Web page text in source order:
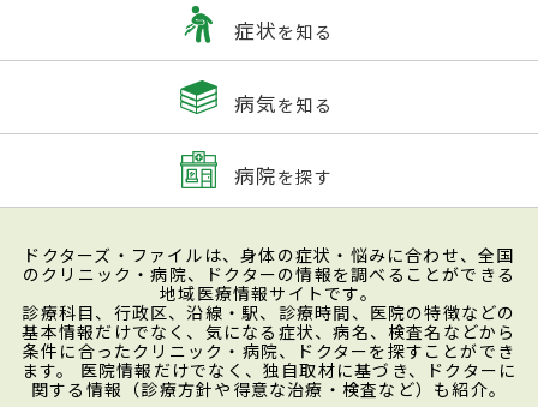
症状を知る
病気を知る
病院を探す
ドクターズ・ファイルは、身体の症状・悩みに合わせ、全国
のクリニック・病院、ドクターの情報を調べることができる
地域医療情報サイトです。
診療科目、行政区、沿線・駅、診療時間、医院の特徴などの
基本情報だけでなく、気になる症状、病名、検査名などから
条件に合ったクリニック・病院、ドクターを探すことができ
ます。 医院情報だけでなく、独自取材に基づき、ドクターに
関する情報（診療方針や得意な治療・検査など）も紹介。